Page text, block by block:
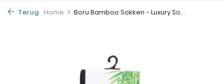
Terug Home Boru Bamboo Sokken - Luxury So...